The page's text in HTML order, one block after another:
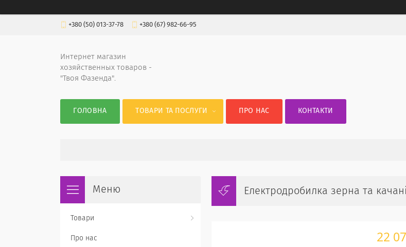
+380 (50) 013-37-78 +380 (67) 982-66-95
Интернет магазин
хозяйственных товаров -
"Твоя Фазенда".
ГОЛОВНА ТОВАРИ ТА ПОСЛУГИ ПРО НАС КОНТАКТИ
Електродробилка зерна та
22
Товари
Про нас